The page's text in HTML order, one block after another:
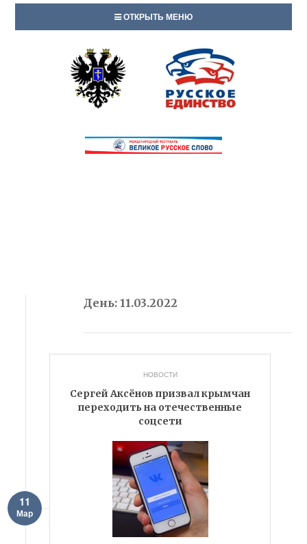
ОТКРЫТЬ МЕНЮ
День:11.03.2022
НОВОСТИ
Сергей Аксёнов призвал крымчан
переходить на отечественные
соцсети
11
Мар